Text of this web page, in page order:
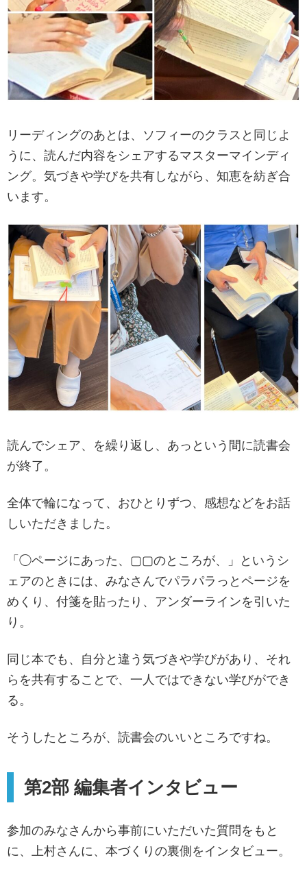
リーディングのあとは、ソフィーのクラスと同じよ
うに、読んだ内容をシェアするマスターマインディ
ング。気づきや学びを共有しながら、知恵を紡ぎ合
います。
読んでシェア、を繰り返し、あっという間に読書会
が終了。
全体で輪になって、おひとりずつ、感想などをお話
しいただきました。
「◯ページにあった、▢▢のところが、」というシ
ェアのときには、みなさんでパラパラっとページを
めくり、付箋を貼ったり、アンダーラインを引いた
り。
同じ本でも、自分と違う気づきや学びがあり、それ
らを共有することで、一人ではできない学びができ
る。
そうしたところが、読書会のいいところですね。
第2部 編集者インタビュー
参加のみなさんから事前にいただいた質問をもと
に、上村さんに、本づくりの裏側をインタビュー。